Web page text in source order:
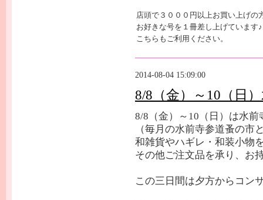
店頭で３０００円以上お買い上げの
お好きな号を１冊差し上げています♪
こちらもご利用ください。
2014-08-04 15:09:00
8/8（金）～10（日
8/8（金）～10（日）は水
（毎月の水前寺参道蚤の市
和雑貨やハギレ・和装小物
その他ご注文品を承り、お
この三日間は夕方からコン